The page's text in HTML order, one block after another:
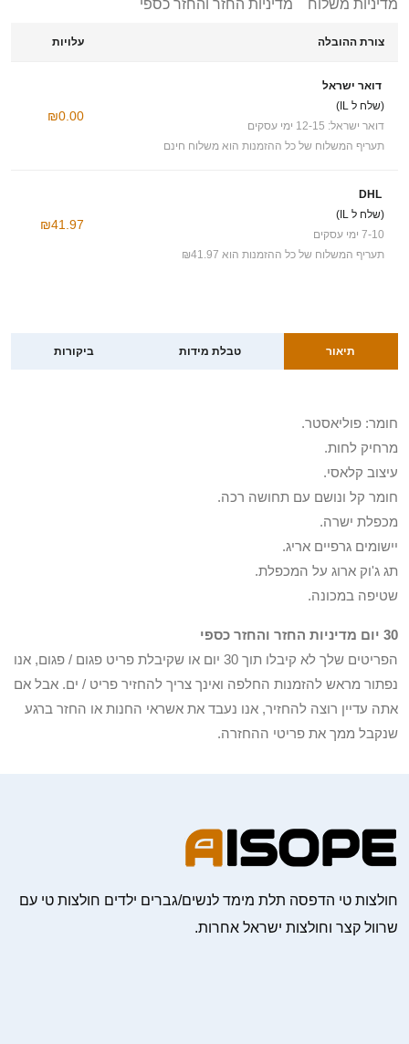
מדיניות משלוח מדיניות החזר והחזר כספי
צורת ההובלה עלויות
דואר ישראל
(שלח ל IL)
דואר ישראל: 12-15 ימי עסקים
תעריף המשלוח של כל ההזמנות הוא משלוח חינם
₪0.00
DHL
(שלח ל IL)
7-10 ימי עסקים
תעריף המשלוח של כל ההזמנות הוא ₪41.97
₪41.97
תיאור טבלת מידות ביקורות
חומר: פוליאסטר.
מרחיק לחות.
עיצוב קלאסי.
חומר קל ונושם עם תחושה רכה.
מכפלת ישרה.
יישומים גרפיים אריג.
תג ג'וק ארוג על המכפלת.
שטיפה במכונה.
30 יום מדיניות החזר והחזר כספי
הפריטים שלך לא קיבלו תוך 30 יום או שקיבלת פריט פגום / פגום, אנו
נפתור מראש להזמנות החלפה ואינך צריך להחזיר פריט / ים. אבל אם
אתה עדיין רוצה להחזיר, אנו נעבד את אשראי החנות או החזר ברגע
שנקבל ממך את פריטי ההחזרה.
חולצות טי הדפסה תלת מימד לנשים/גברים ילדים חולצות טי עם
שרוול קצר וחולצות ישראל אחרות.